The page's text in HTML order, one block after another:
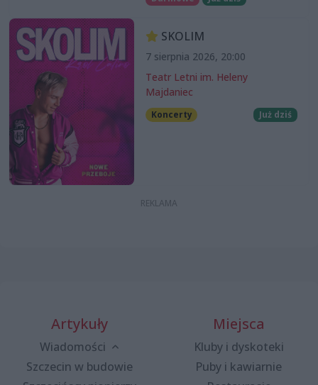
SKOLIM
7 sierpnia 2026, 20:00
Teatr Letni im. Heleny
Majdaniec
Koncerty Już dziś
Artykuły
Wiadomości
Szczecin w budowie
Miejsca
Kluby i dyskoteki
Puby i kawiarnie